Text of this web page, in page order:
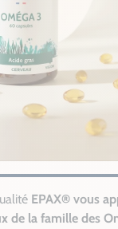
EPAX® vous
de la famille des